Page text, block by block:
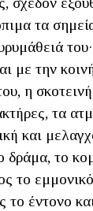
τα
με την
η
τα
και
δράμα, το
το
το έντονο